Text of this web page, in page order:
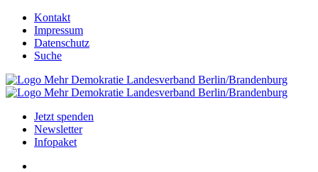
Kontakt
Impressum
Datenschutz
Suche
Jetzt spenden
Newsletter
Infopaket